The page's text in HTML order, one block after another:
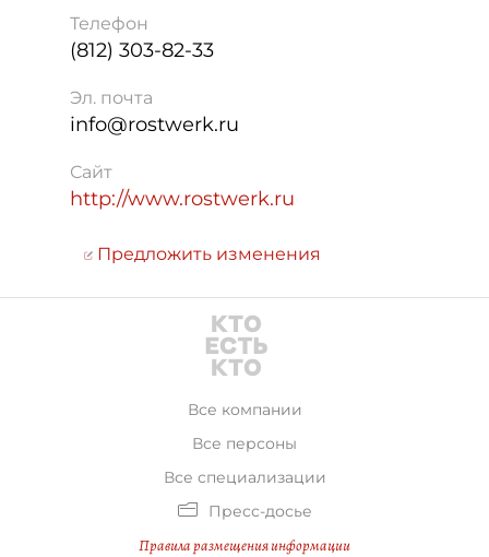
Телефон
(812) 303-82-33
Эл. почта
info@rostwerk.ru
Сайт
http://www.rostwerk.ru
Предложить изменения
Все компании
Все персоны
Все специализации
Пресс-досье
Правила размещения информации